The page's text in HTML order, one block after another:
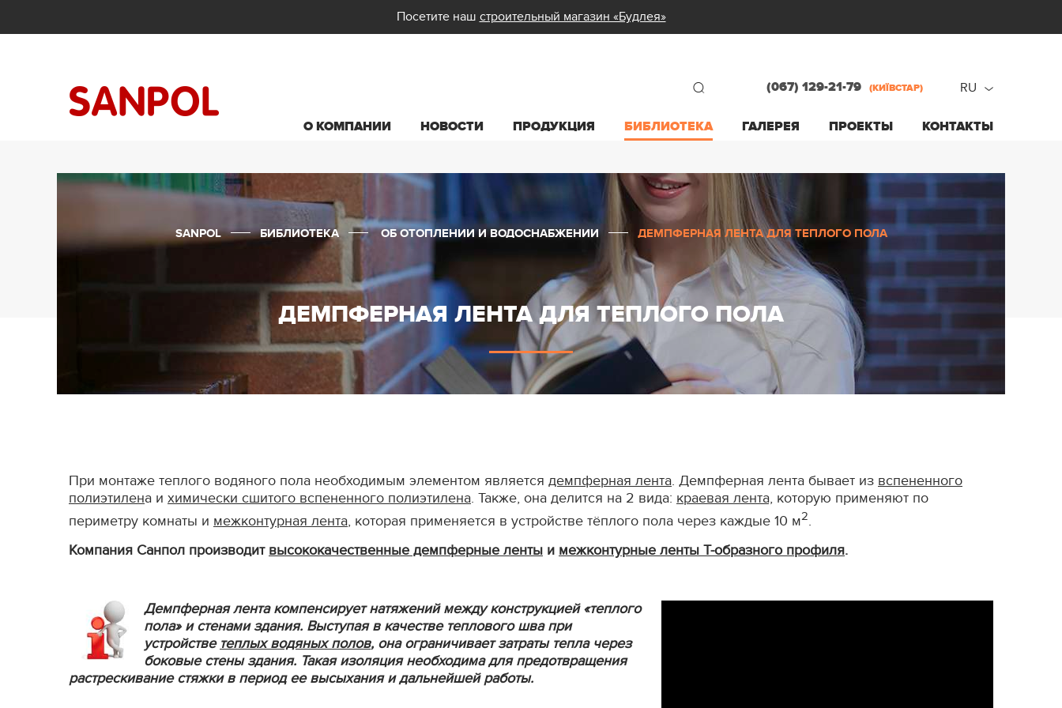
Посетите наш строительный магазин «Будлея»
О КОМПАНИИ НОВОСТИ ПРОДУКЦИЯ БИБЛИОТЕКА ГАЛЕРЕЯ ПРОЕКТЫ КОНТАКТЫ
(067) 129-21-79 (КИЇВСТАР)
RU
ua
ДЕМПФЕРНАЯ ЛЕНТА ДЛЯ ТЕПЛОГО ПОЛА
SANPOL БИБЛИОТЕКА ОБ ОТОПЛЕНИИ И ВОДОСНАБЖЕНИИ ДЕМПФЕРНАЯ ЛЕНТА ДЛЯ ТЕПЛОГО ПОЛА
При монтаже теплого водяного пола необходимым элементом является демпферная лента. Демпферная лента бывает из вспененного
полиэтилена и химически сшитого вспененного полиэтилена. Также, она делится на 2 вида: краевая лента, которую применяют по
периметру комнаты и межконтурная лента, которая применяется в устройстве тёплого пола через каждые 10 м2.
Компания Санпол производит высококачественные демпферные ленты и межконтурные ленты Т-образного профиля.
Демпферная лента компенсирует натяжений между конструкцией «теплого
пола» и стенами здания. Выступая в качестве теплового шва при
устройстве теплых водяных полов, она ограничивает затраты тепла через
боковые стены здания. Такая изоляция необходима для предотвращения
растрескивание стяжки в период ее высыхания и дальнейшей работы.